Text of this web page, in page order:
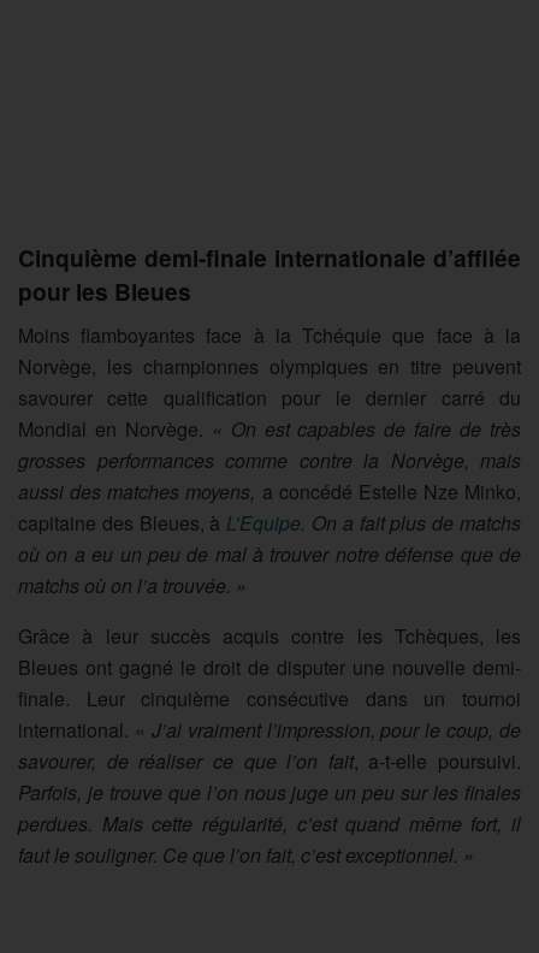
Cinquième demi-finale internationale d’affilée
pour les Bleues
Moins flamboyantes face à la Tchéquie que face à la
Norvège, les championnes olympiques en titre peuvent
savourer cette qualification pour le dernier carré du
Mondial en Norvège. « On est capables de faire de très
grosses performances comme contre la Norvège, mais
aussi des matches moyens, a concédé Estelle Nze Minko,
capitaine des Bleues, à L’Equipe. On a fait plus de matchs
où on a eu un peu de mal à trouver notre défense que de
matchs où on l’a trouvée. »
Grâce à leur succès acquis contre les Tchèques, les
Bleues ont gagné le droit de disputer une nouvelle demi-
finale. Leur cinquième consécutive dans un tournoi
international. « J’ai vraiment l’impression, pour le coup, de
savourer, de réaliser ce que l’on fait, a-t-elle poursuivi.
Parfois, je trouve que l’on nous juge un peu sur les finales
perdues. Mais cette régularité, c’est quand même fort, il
faut le souligner. Ce que l’on fait, c’est exceptionnel. »